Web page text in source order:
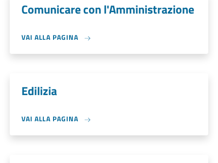
Comunicare con l'Amministrazione
VAI ALLA PAGINA
Edilizia
VAI ALLA PAGINA